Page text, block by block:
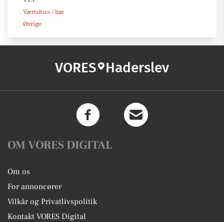
Værtshus / bar
Øvrige
VORES Haderslev
OM VORES DIGITAL
Om os
For annoncører
Vilkår og Privatlivspolitik
Kontakt VORES Digital